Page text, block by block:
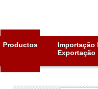
Productos
Importação
Exportação